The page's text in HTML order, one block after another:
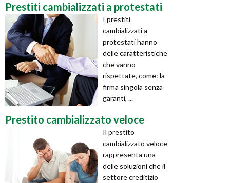
Prestiti cambializzati a protestati
I prestiti
cambializzati a
protestati hanno
delle caratteristiche
che vanno
rispettate, come: la
firma singola senza
garanti, ...
Prestito cambializzato veloce
Il prestito
cambializzato veloce
rappresenta una
delle soluzioni che il
settore creditizio